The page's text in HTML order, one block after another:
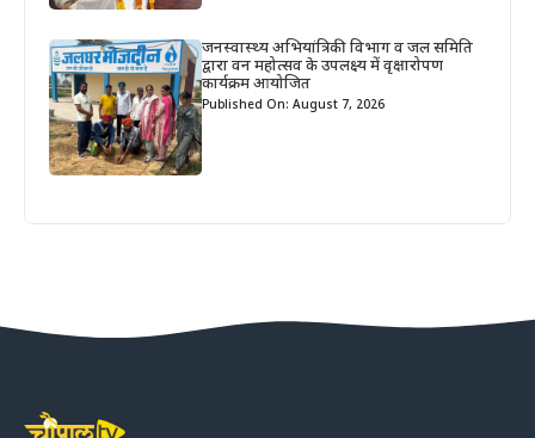
जनस्वास्थ्य अभियांत्रिकी विभाग व जल समिति
द्वारा वन महोत्सव के उपलक्ष्य में वृक्षारोपण
कार्यक्रम आयोजित
Published On: August 7, 2026